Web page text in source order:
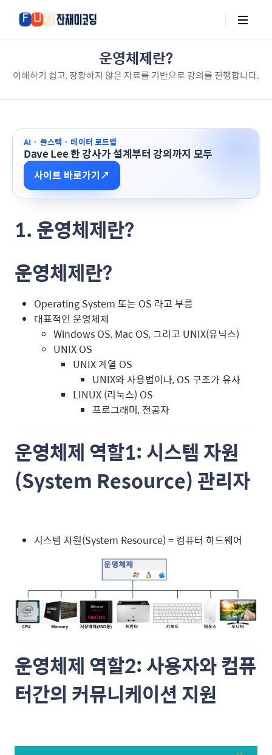
운영체제란?
이해하기 쉽고, 장황하지 않은 자료를 기반으로 강의를 진행합니다.
AI · 풀스택 · 데이터 로드맵
Dave Lee 한 강사가 설계부터 강의까지 모두
사이트 바로가기↗
1. 운영체제란?
운영체제란?
Operating System 또는 OS 라고 부름
대표적인 운영체제
Windows OS, Mac OS, 그리고 UNIX(유닉스)
UNIX OS
UNIX 계열 OS
UNIX와 사용법이나, OS 구조가 유사
LINUX (리눅스) OS
프로그래머, 전공자
운영체제 역할1: 시스템 자원
(System Resource) 관리자
시스템 자원(System Resource) = 컴퓨터 하드웨어
운영체제 역할2: 사용자와 컴퓨
터간의 커뮤니케이션 지원